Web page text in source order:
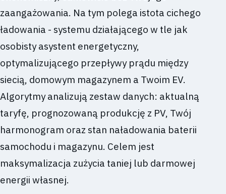
zaangażowania. Na tym polega istota cichego
ładowania - systemu działającego w tle jak
osobisty asystent energetyczny,
optymalizującego przepływy prądu między
siecią, domowym magazynem a Twoim EV.
Algorytmy analizują zestaw danych: aktualną
taryfę, prognozowaną produkcję z PV, Twój
harmonogram oraz stan naładowania baterii
samochodu i magazynu. Celem jest
maksymalizacja zużycia taniej lub darmowej
energii własnej.